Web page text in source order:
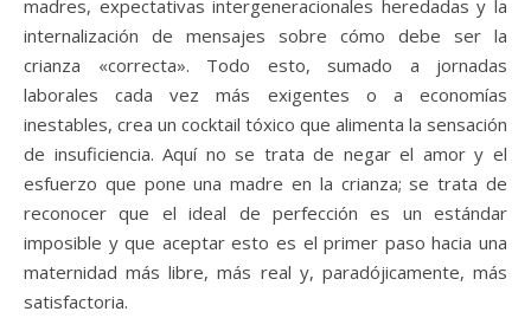
madres, expectativas intergeneracionales heredadas y la
internalización de mensajes sobre cómo debe ser la
crianza «correcta». Todo esto, sumado a jornadas
laborales cada vez más exigentes o a economías
inestables, crea un cocktail tóxico que alimenta la sensación
de insuficiencia. Aquí no se trata de negar el amor y el
esfuerzo que pone una madre en la crianza; se trata de
reconocer que el ideal de perfección es un estándar
imposible y que aceptar esto es el primer paso hacia una
maternidad más libre, más real y, paradójicamente, más
satisfactoria.